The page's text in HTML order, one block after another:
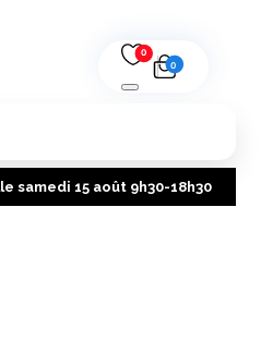
0
0
samedi 15 août 9h30-18h30